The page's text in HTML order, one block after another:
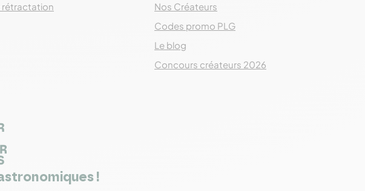
rétractation
Nos Créateurs
Codes promo PLG
Le blog
Concours créateurs 2026
!